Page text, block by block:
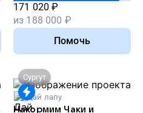
171 020 ₽
из 188 000 ₽
Помочь
Сургут
Дай лапу
Накормим Чаки и